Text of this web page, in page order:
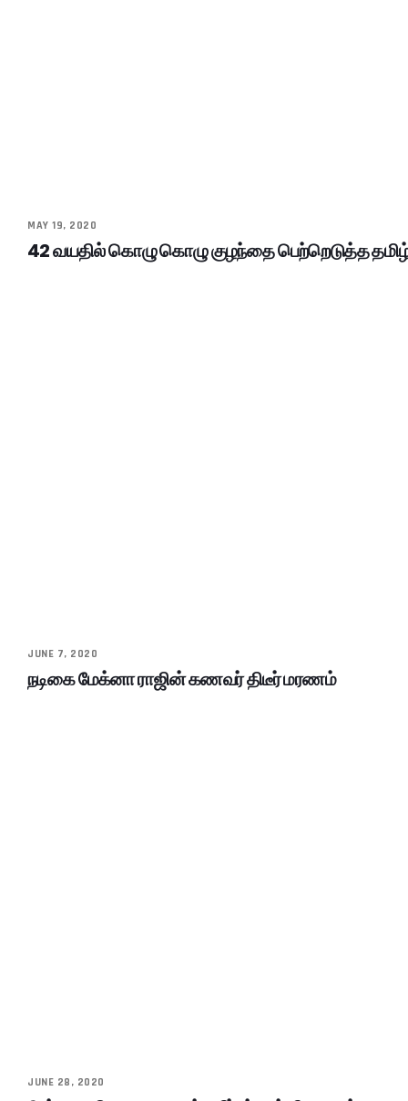
MAY 19, 2020
42 வயதில் கொழு கொழு குழந்தை பெற்றெடுத்த தமிழ்
JUNE 7, 2020
நடிகை மேக்னா ராஜின் கணவர் திடீர் மரணம்
JUNE 28, 2020